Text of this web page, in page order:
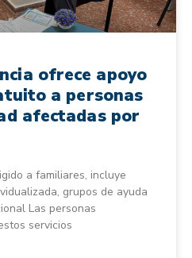
ofrece apoyo
a personas
afectadas por
a familiares, incluye
grupos de ayuda
Las personas
servicios